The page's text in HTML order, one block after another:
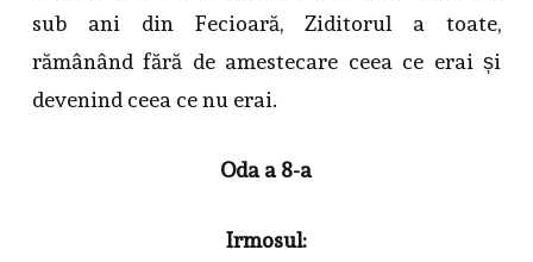
sub ani din Fecioară, Ziditorul a toate,
rămânând fără de amestecare ceea ce erai și
devenind ceea ce nu erai.
Oda a 8-a
Irmosul: